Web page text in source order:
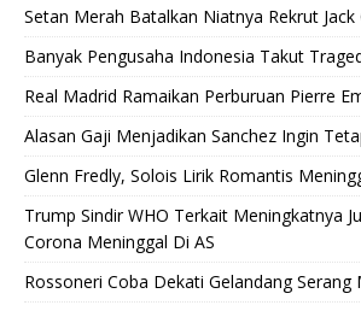
Setan Merah Batalkan Niatnya Rekrut Jack
Banyak Pengusaha Indonesia Takut
Real Madrid Ramaikan Perburuan Pierre
Alasan Gaji Menjadikan Sanchez Ingin
Glenn Fredly, Solois Lirik Romantis
Trump Sindir WHO Terkait Meningkatnya
Corona Meninggal Di AS
Rossoneri Coba Dekati Gelandang Serang